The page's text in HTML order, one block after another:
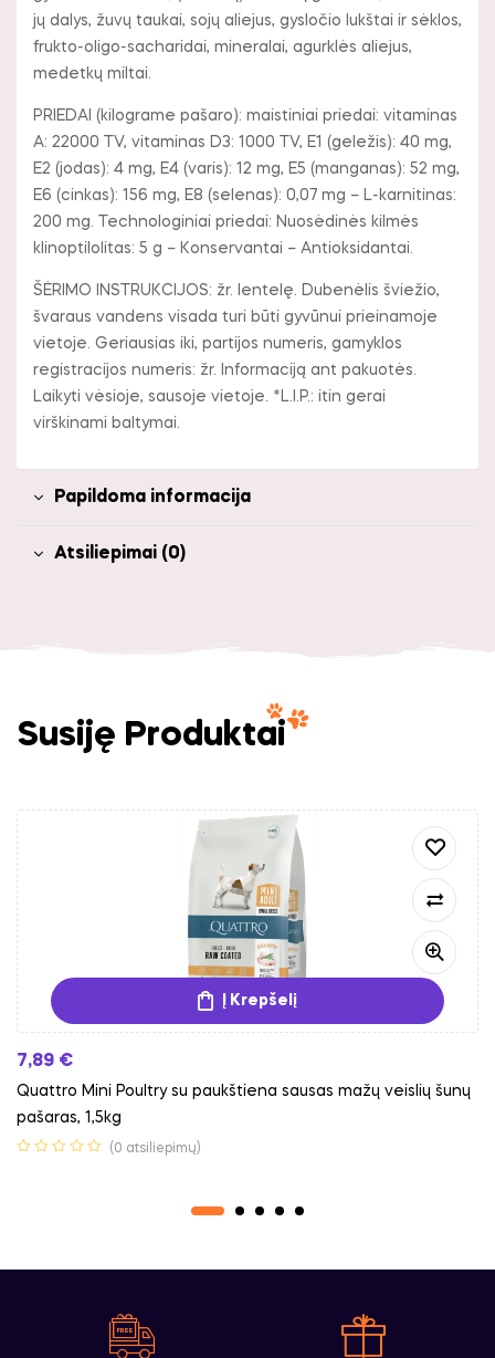
jų dalys, žuvų taukai, sojų aliejus, gysločio lukštai ir sėklos,
frukto-oligo-sacharidai, mineralai, agurklės aliejus,
medetkų miltai.
PRIEDAI (kilograme pašaro): maistiniai priedai: vitaminas
A: 22000 TV, vitaminas D3: 1000 TV, E1 (geležis): 40 mg,
E2 (jodas): 4 mg, E4 (varis): 12 mg, E5 (manganas): 52 mg,
E6 (cinkas): 156 mg, E8 (selenas): 0,07 mg – L-karnitinas:
200 mg. Technologiniai priedai: Nuosėdinės kilmės
klinoptilolitas: 5 g – Konservantai – Antioksidantai.
ŠĖRIMO INSTRUKCIJOS: žr. lentelę. Dubenėlis šviežio,
švaraus vandens visada turi būti gyvūnui prieinamoje
vietoje. Geriausias iki, partijos numeris, gamyklos
registracijos numeris: žr. Informaciją ant pakuotės.
Laikyti vėsioje, sausoje vietoje. *L.I.P.: itin gerai
virškinami baltymai.
Papildoma informacija
Atsiliepimai (0)
Susiję Produktai
Į Krepšelį
7,89 €
Quattro Mini Poultry su paukštiena sausas mažų veislių šunų
pašaras, 1,5kg
(0 atsiliepimų)